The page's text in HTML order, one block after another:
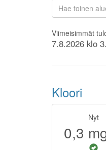
Viimeisimmät
7.8.2026 klo
Kloori
Nyt
0,3